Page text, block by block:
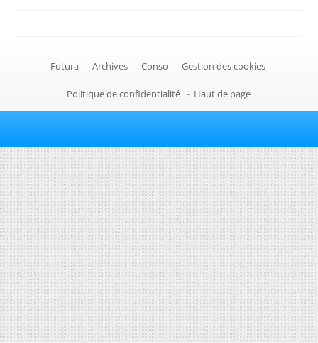
- Futura - Archives - Conso - Gestion des cookies -
Politique de confidentialité - Haut de page